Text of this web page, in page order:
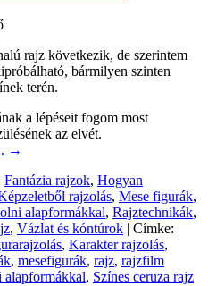
rajz következik, de szerintem
bármilyen szinten
terén.
a lépéseit fogom most
az elvét.
→
Fantázia rajzok, Hogyan
rajzolás, Mese figurák,
alapformákkal, Rajztechnikák,
, Vázlat és kóntúrok | Címke:
, Karakter rajzolás,
, mesefigurák, rajz, rajzfilm
alapformákkal, Színes ceruza rajz